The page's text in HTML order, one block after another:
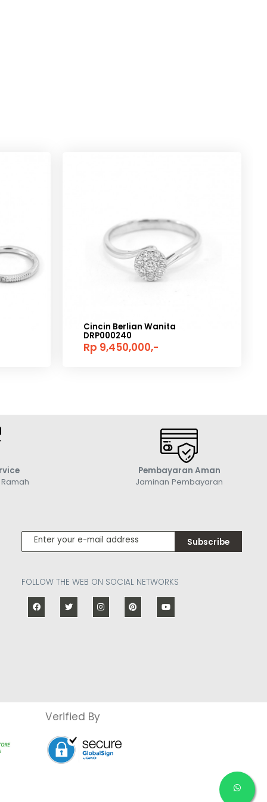
Cincin Berlian Wanita
DRP000240
Rp 9,450,000,-
Pembayaran Aman
Jaminan Pembayaran
Subscribe
FOLLOW THE WEB ON SOCIAL NETWORKS
Verified By